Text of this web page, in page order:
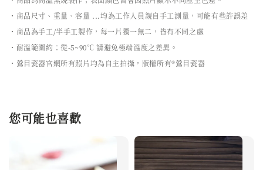
・商品尺寸、重量、容量 ...均為工作人員親自手工測量，可能有些許誤差
・商品為手工/半手工製作，每一片獨一無二，皆有不同之處
・耐溫範圍約：從-5~90℃ 請避免極端溫度之差異。
・鶯目瓷器官網所有照片均為自主拍攝，版權所有®鶯目瓷器
您可能也喜歡